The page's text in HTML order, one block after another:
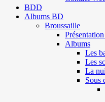
BDD
Albums BD
Broussaille
Albums
Les
Les
La
Sous